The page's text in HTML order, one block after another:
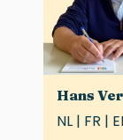
Hans
NL | FR |